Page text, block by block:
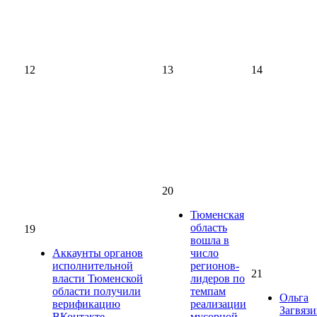
12 13 14
19
Аккаунты органов
исполнительной
власти Тюменской
области получили
верификацию
20
Тюменская
область
вошла в
число
регионов-
лидеров по
темпам
реализации
21
Ольга